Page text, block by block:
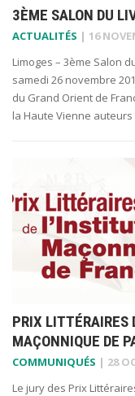
3ÈME SALON DU
ACTUALITÉS | 16
Limoges – 3ème Salon
samedi 26 novembre
du Grand Orient de
la Haute Vienne
PRIX LITTÉRAIRES
MAÇONNIQUE DE
COMMUNIQUÉS | 28
Le jury des Prix